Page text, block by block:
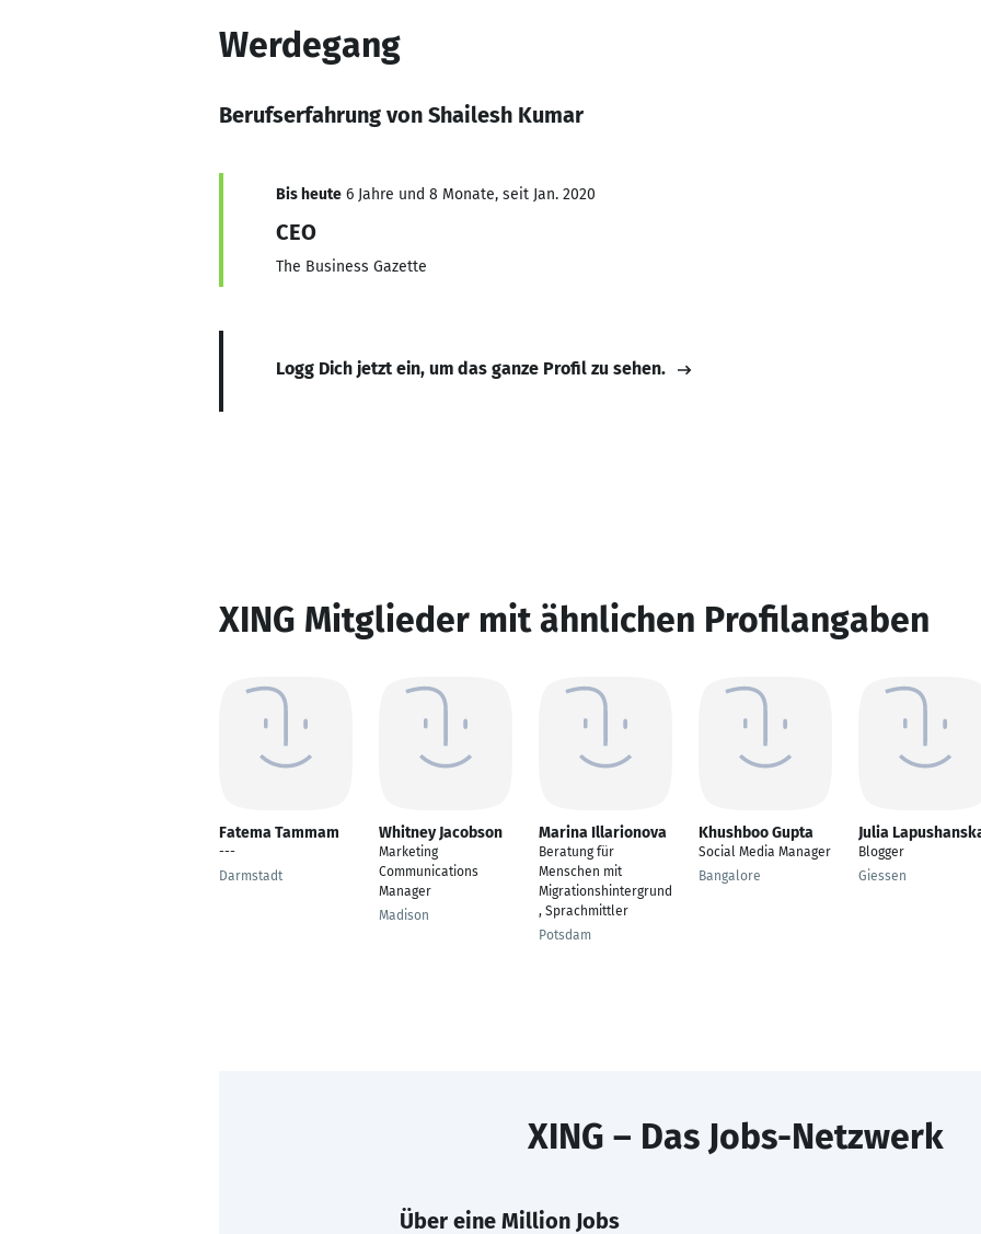
Werdegang
Berufserfahrung von Shailesh Kumar
Bis heute 6 Jahre und 8 Monate, seit Jan. 2020
CEO
The Business Gazette
Logg Dich jetzt ein, um das ganze Profil zu sehen.
XING Mitglieder mit ähnlichen Profilangaben
Fatema Tammam
---
Darmstadt
Whitney Jacobson
Marketing
Communications
Manager
Madison
Marina Illarionova
Beratung für
Menschen mit
Migrationshintergrund
, Sprachmittler
Potsdam
Khushboo Gupta
Social Media Manager
Bangalore
Julia
Blogger
Giessen
XING – Das Jobs-Netzwerk
Über eine Million Jobs